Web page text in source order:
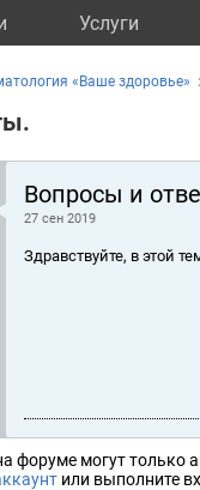
Услуги
«Ваше здоровье»
Вопросы и
27 сен 2019
Здравствуйте, в этой
форуме могут только
или выполните